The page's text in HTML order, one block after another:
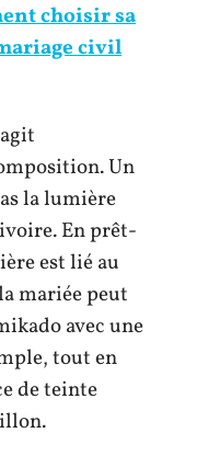
choisir sa
civil
Un
la lumière
En prêt-
est lié au
mariée peut
avec une
tout en
de teinte